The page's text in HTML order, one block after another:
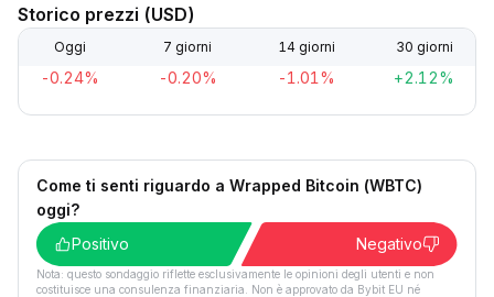
Storico prezzi (USD)
Oggi 7 giorni 14 giorni 30 giorni
-0.24% -0.20% -1.01% +2.12%
Come ti senti riguardo a Wrapped Bitcoin (WBTC)
oggi?
Positivo
Negativo
Nota: questo sondaggio riflette esclusivamente le opinioni degli utenti e non
costituisce una consulenza finanziaria. Non è approvato da Bybit EU né